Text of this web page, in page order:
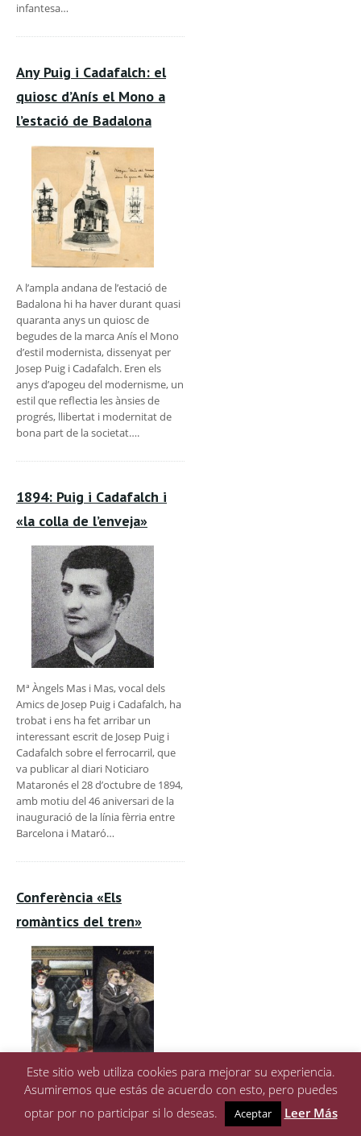
infantesa…
Any Puig i Cadafalch: el
quiosc d’Anís el Mono a
l’estació de Badalona
A l’ampla andana de l’estació de
Badalona hi ha haver durant quasi
quaranta anys un quiosc de
begudes de la marca Anís el Mono
d’estil modernista, dissenyat per
Josep Puig i Cadafalch. Eren els
anys d’apogeu del modernisme, un
estil que reflectia les ànsies de
progrés, llibertat i modernitat de
bona part de la societat….
1894: Puig i Cadafalch i
«la colla de l’enveja»
Mª Àngels Mas i Mas, vocal dels
Amics de Josep Puig i Cadafalch, ha
trobat i ens ha fet arribar un
interessant escrit de Josep Puig i
Cadafalch sobre el ferrocarril, que
va publicar al diari Noticiaro
Mataronés el 28 d’octubre de 1894,
amb motiu del 46 aniversari de la
inauguració de la línia fèrria entre
Barcelona i Mataró…
Conferència «Els
romàntics del tren»
El tren, que és un
assumpte eminentment tècnic,
industrial, polític i social, està per
Este sitio web utiliza cookies para mejorar su experiencia.
Asumiremos que estás de acuerdo con esto, pero puedes
optar por no participar si lo deseas.
Aceptar Leer Más